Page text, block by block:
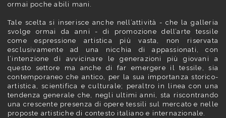
ormai poche abili mani.
Tale scelta si inserisce anche nell’attività - che la galleria
svolge ormai da anni - di promozione dell’arte tessile
come espressione artistica più vasta, non riservata
esclusivamente ad una nicchia di appassionati, con
l’intenzione di avvicinare le generazioni più giovani a
questo settore ma anche di far emergere il tessile, sia
contemporaneo che antico, per la sua importanza storico-
artistica, scientifica e culturale; peraltro in linea con una
tendenza generale che, negli ultimi anni, sta riscontrando
una crescente presenza di opere tessili sul mercato e nelle
proposte artistiche di contesto italiano e internazionale.